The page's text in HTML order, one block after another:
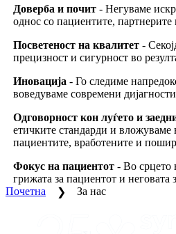
Доверба и почит- Негуваме
однос со пациентите, партнерите
Посветеност на квалитет-
прецизност и сигурност во
Иновација - Го следиме
воведуваме современи
Одговорност кон луѓето и
етичките стандарди и вложуваме
пациентите, вработените и
Фокус на пациентот- Во срцето
грижата за пациентот и неговата
Почетна
За нас